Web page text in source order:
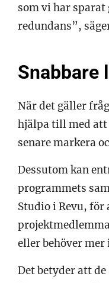
som vi har
redundans”,
Snabbare
När det gäller
hjälpa till med att
senare markera
Dessutom kan
programmets
Studio i Revu,
eller behöver
Det betyder att